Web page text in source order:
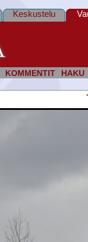
KOMMENTIT HAKU
Keskustelu